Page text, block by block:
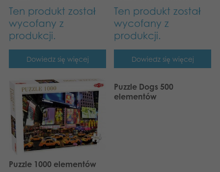
Ten produkt został
wycofany z
produkcji.
Dowiedz się więcej
Ten produkt został
wycofany z
produkcji.
Dowiedz się więcej
Puzzle 1000 elementów
Puzzle Dogs 500
elementów